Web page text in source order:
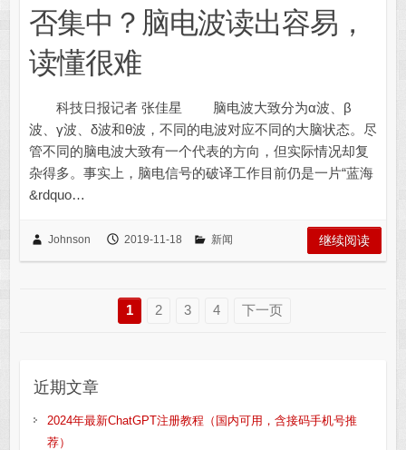
否集中？脑电波读出容易，
读懂很难
科技日报记者 张佳星 脑电波大致分为α波、β
波、γ波、δ波和θ波，不同的电波对应不同的大脑状态。尽
管不同的脑电波大致有一个代表的方向，但实际情况却复
杂得多。事实上，脑电信号的破译工作目前仍是一片“蓝海
&rdquo…
Johnson 2019-11-18 新闻 继续阅读
1 2 3 4 下一页
近期文章
2024年最新ChatGPT注册教程（国内可用，含接码手机号推
荐）